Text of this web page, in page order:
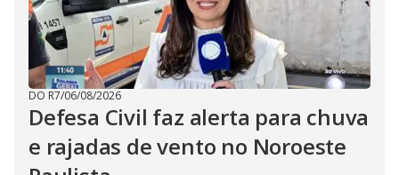
DO R7/06/08/2026
Defesa Civil faz alerta para chuva
e rajadas de vento no Noroeste